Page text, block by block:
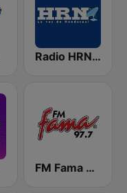
Radio HRN 92.9 FM
FM Fama 97.7